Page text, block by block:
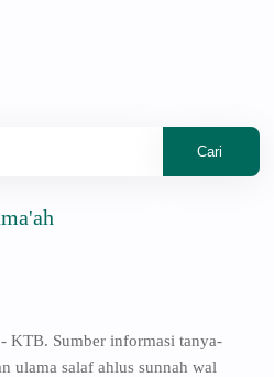
KTB. Sumber informasi tanya-
ulama salaf ahlus sunnah wal